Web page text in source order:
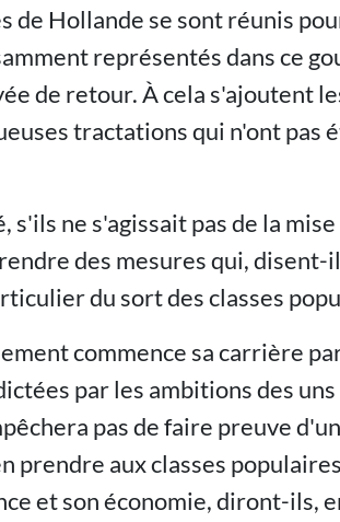
de Hollande se sont réunis
représentés dans ce
de retour. À cela s'ajoutent
tractations qui n'ont pas
ne s'agissait pas de la mise
des mesures qui,
du sort des classes
commence sa carrière
par les ambitions des
pas de faire preuve
prendre aux classes
et son économie, diront-ils,